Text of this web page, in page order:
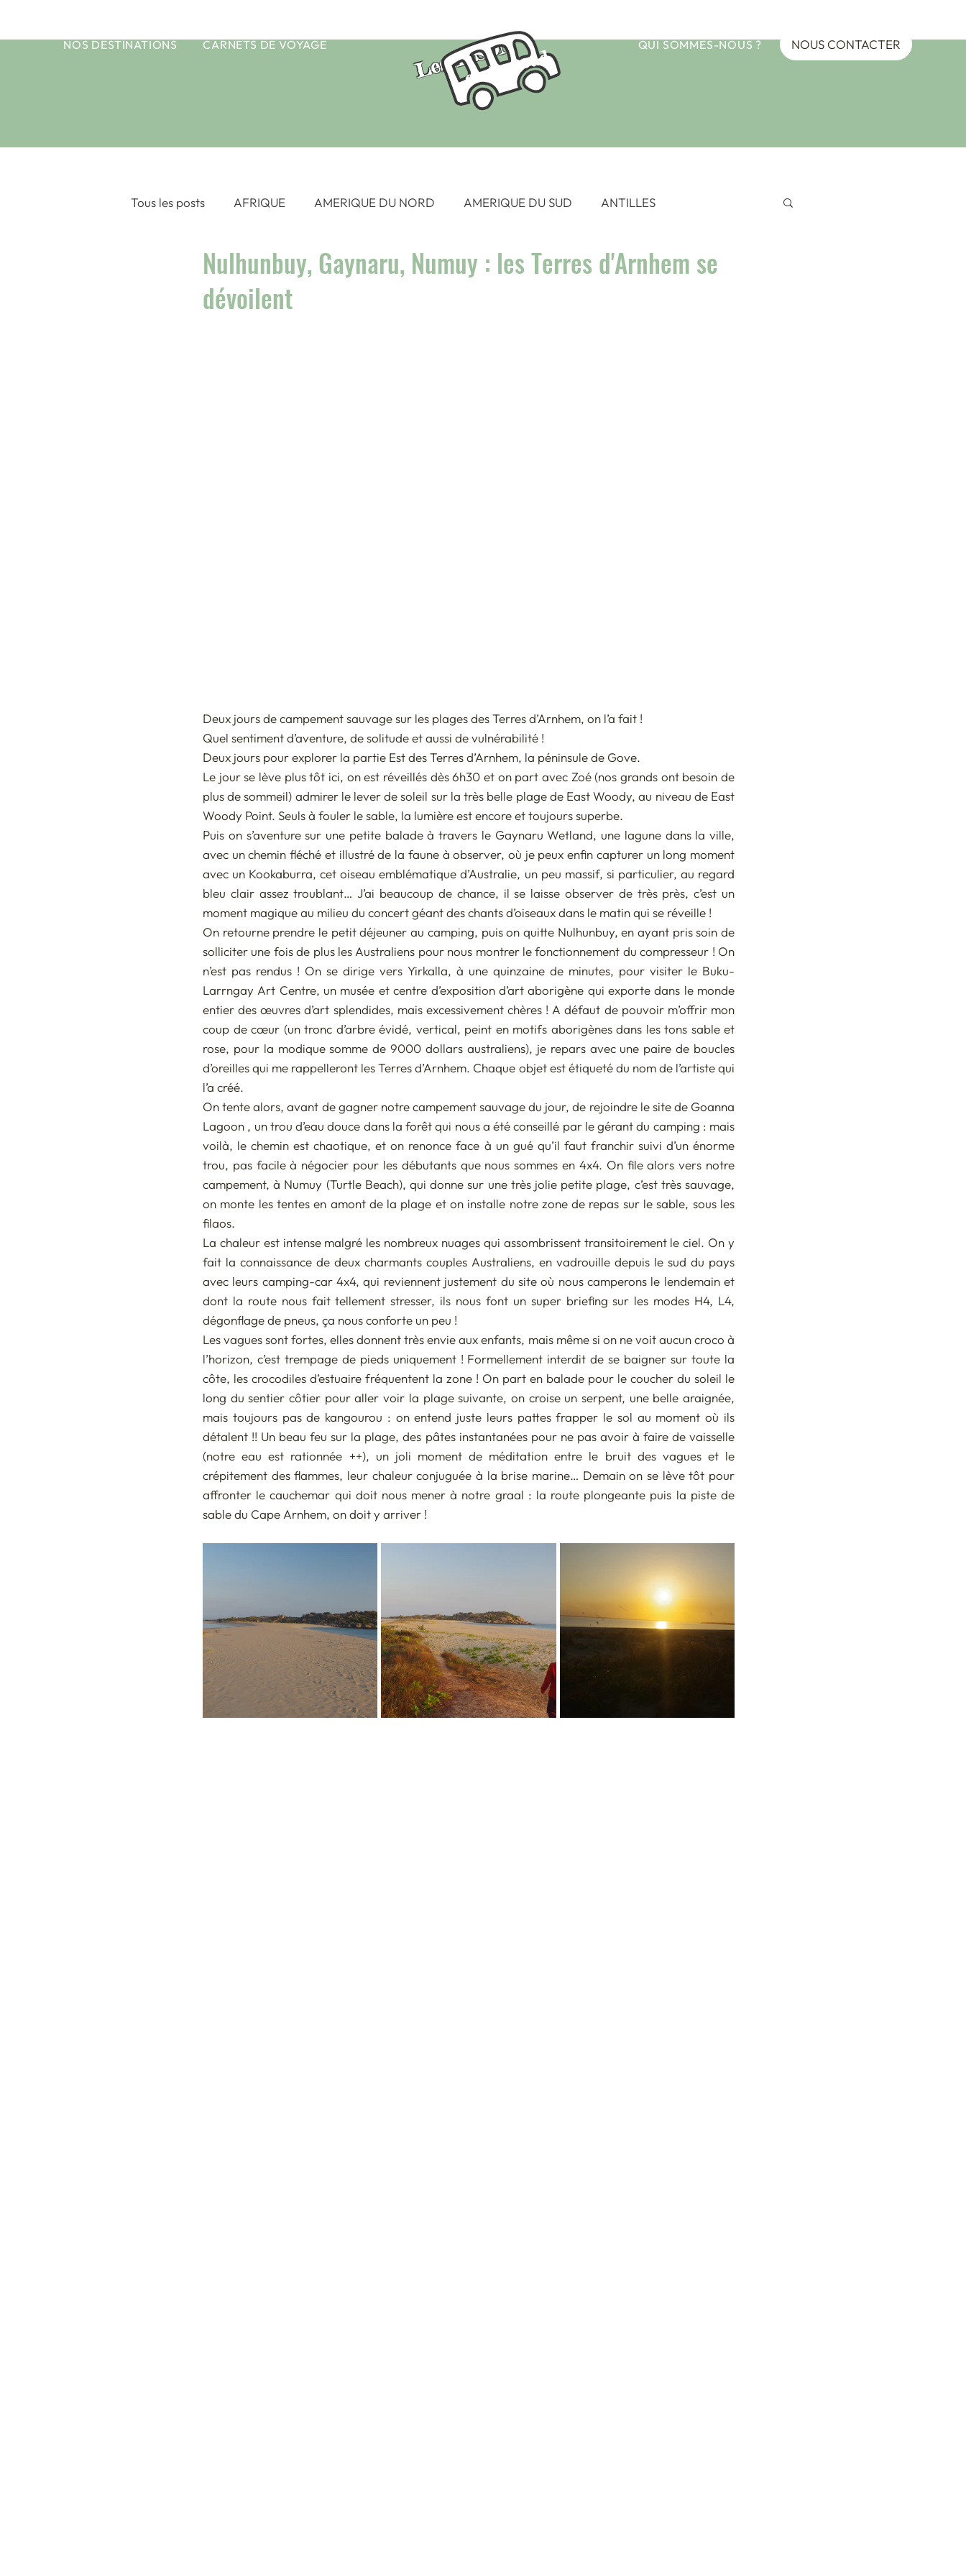
NOS DESTINATIONS CARNETS DE VOYAGE Les TISON
on the road
QUI SOMMES-NOUS ? NOUS CONTACTER
Tous les posts AFRIQUE AMERIQUE DU NORD AMERIQUE DU SUD ANTILLES
ASIE CENTRALE ASIE DU SUD EST EUROPE FRANCE HAWAII OCEANIE
ASIE DU SUD EST - Bangkok 2023
Nulhunbuy, Gaynaru, Numuy : les Terres d'Arnhem se
dévoilent
Deux jours de campement sauvage sur les plages des Terres d’Arnhem, on l’a fait !
Quel sentiment d’aventure, de solitude et aussi de vulnérabilité !
Deux jours pour explorer la partie Est des Terres d’Arnhem, la péninsule de Gove.
Le jour se lève plus tôt ici, on est réveillés dès 6h30 et on part avec Zoé (nos grands ont besoin de
plus de sommeil) admirer le lever de soleil sur la très belle plage de East Woody, au niveau de East
Woody Point. Seuls à fouler le sable, la lumière est encore et toujours superbe.
Puis on s’aventure sur une petite balade à travers le Gaynaru Wetland, une lagune dans la ville,
avec un chemin fléché et illustré de la faune à observer, où je peux enfin capturer un long moment
avec un Kookaburra, cet oiseau emblématique d’Australie, un peu massif, si particulier, au regard
bleu clair assez troublant… J’ai beaucoup de chance, il se laisse observer de très près, c’est un
moment magique au milieu du concert géant des chants d’oiseaux dans le matin qui se réveille !
On retourne prendre le petit déjeuner au camping, puis on quitte Nulhunbuy, en ayant pris soin de
solliciter une fois de plus les Australiens pour nous montrer le fonctionnement du compresseur ! On
n’est pas rendus ! On se dirige vers Yirkalla, à une quinzaine de minutes, pour visiter le Buku-
Larrngay Art Centre, un musée et centre d’exposition d’art aborigène qui exporte dans le monde
entier des œuvres d’art splendides, mais excessivement chères ! A défaut de pouvoir m’offrir mon
coup de cœur (un tronc d’arbre évidé, vertical, peint en motifs aborigènes dans les tons sable et
rose, pour la modique somme de 9000 dollars australiens), je repars avec une paire de boucles
d’oreilles qui me rappelleront les Terres d’Arnhem. Chaque objet est étiqueté du nom de l’artiste qui
l’a créé.
On tente alors, avant de gagner notre campement sauvage du jour, de rejoindre le site de Goanna
Lagoon , un trou d’eau douce dans la forêt qui nous a été conseillé par le gérant du camping : mais
voilà, le chemin est chaotique, et on renonce face à un gué qu’il faut franchir suivi d’un énorme
trou, pas facile à négocier pour les débutants que nous sommes en 4x4. On file alors vers notre
campement, à Numuy (Turtle Beach), qui donne sur une très jolie petite plage, c’est très sauvage,
on monte les tentes en amont de la plage et on installe notre zone de repas sur le sable, sous les
filaos.
La chaleur est intense malgré les nombreux nuages qui assombrissent transitoirement le ciel. On y
fait la connaissance de deux charmants couples Australiens, en vadrouille depuis le sud du pays
avec leurs camping-car 4x4, qui reviennent justement du site où nous camperons le lendemain et
dont la route nous fait tellement stresser, ils nous font un super briefing sur les modes H4, L4,
dégonflage de pneus, ça nous conforte un peu !
Les vagues sont fortes, elles donnent très envie aux enfants, mais même si on ne voit aucun croco à
l’horizon, c’est trempage de pieds uniquement ! Formellement interdit de se baigner sur toute la
côte, les crocodiles d’estuaire fréquentent la zone ! On part en balade pour le coucher du soleil le
long du sentier côtier pour aller voir la plage suivante, on croise un serpent, une belle araignée,
mais toujours pas de kangourou : on entend juste leurs pattes frapper le sol au moment où ils
détalent !! Un beau feu sur la plage, des pâtes instantanées pour ne pas avoir à faire de vaisselle
(notre eau est rationnée ++), un joli moment de méditation entre le bruit des vagues et le
crépitement des flammes, leur chaleur conjuguée à la brise marine… Demain on se lève tôt pour
affronter le cauchemar qui doit nous mener à notre graal : la route plongeante puis la piste de
sable du Cape Arnhem, on doit y arriver !